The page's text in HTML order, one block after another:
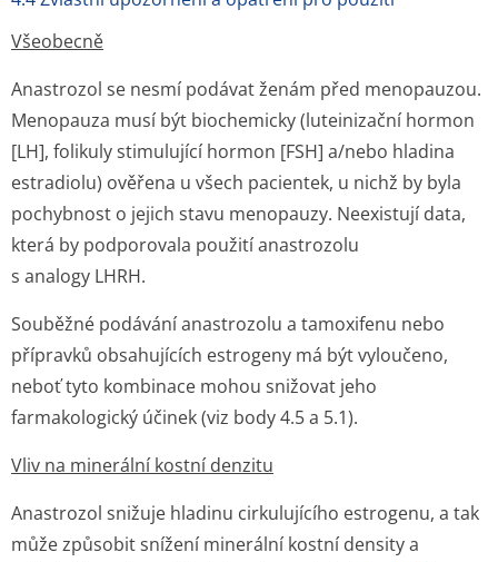
Všeobecně
Anastrozol se nesmí podávat ženám před menopauzou.
Menopauza musí být biochemicky (luteinizační hormon
[LH], folikuly stimulující hormon [FSH] a/nebo hladina
estradiolu) ověřena u všech pacientek, u nichž by byla
pochybnost o jejich stavu menopauzy. Neexistují data,
která by podporovala použití anastrozolu
s analogy LHRH.
Souběžné podávání anastrozolu a tamoxifenu nebo
přípravků obsahujících estrogeny má být vyloučeno,
neboť tyto kombinace mohou snižovat jeho
farmakologický účinek (viz body 4.5 a 5.1).
Vliv na minerální kostní denzitu
Anastrozol snižuje hladinu cirkulujícího estrogenu, a tak
může způsobit snížení minerální kostní density a